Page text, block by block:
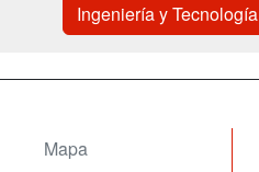
Ingeniería y Tecnología
Mapa